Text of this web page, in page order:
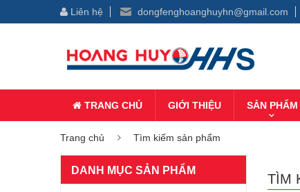
Liên hệ dongfenghoanghuyhn@gmail.com
TRANG CHỦ GIỚI THIỆU SẢN PHẨM
Trang chủ Tìm kiếm sản phẩm
TÌM
DANH MỤC SẢN PHẨM